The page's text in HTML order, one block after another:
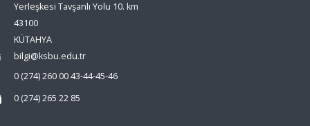
Yerleşkesi Tavşanlı Yolu 10. km
43100
KÜTAHYA
bilgi@ksbu.edu.tr
0 (274) 260 00 43-44-45-46
0 (274) 265 22 85